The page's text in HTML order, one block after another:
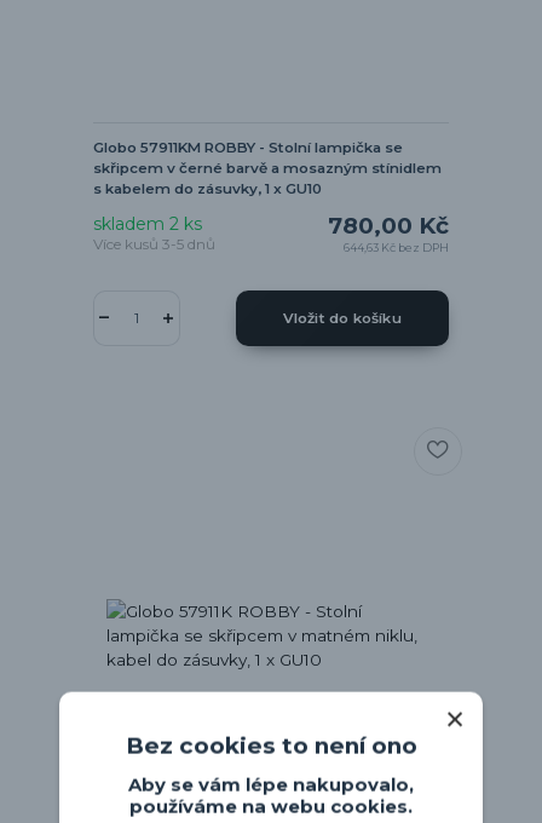
Globo 57911KM ROBBY - Stolní lampička se
skřipcem v černé barvě a mosazným stínidlem
s kabelem do zásuvky, 1 x GU10
780,00 Kč
644,63 Kč bez DPH
skladem 2 ks
Více kusů 3-5 dnů
Vložit do košíku
Bez cookies to není ono
Aby se vám lépe nakupovalo,
používáme na webu cookies.